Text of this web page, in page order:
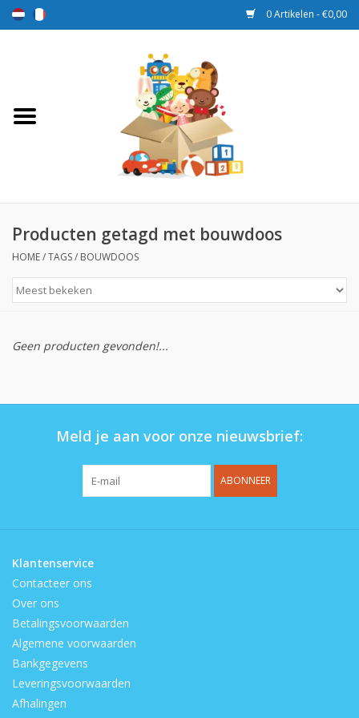
0 Artikelen - €0,00
Speelgoed
Beloningsdozen
Nieuw
Prijs
Producten getagd met bouwdoos
HOME/TAGS/ BOUWDOOS
Geen producten gevonden!...
Meld je aan voor onze nieuwsbrief:
ABONNEER
Klantenservice
Contacteer ons
Over ons
Betalingsvoorwaarden
Algemene voorwaarden
Bankgegevens
Leveringsvoorwaarden
Afhalingen